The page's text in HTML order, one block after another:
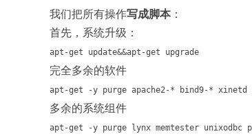
我们把所有操作写成脚本：
首先，系统升级：
apt-get update&&apt-get upgrade
完全多余的软件
apt-get -y purge apache2-* bind9-* xinetd
多余的系统组件
apt-get -y purge lynx memtester